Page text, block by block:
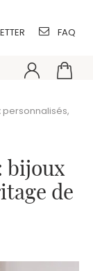
FAQ
personnalisés,
bijoux
de